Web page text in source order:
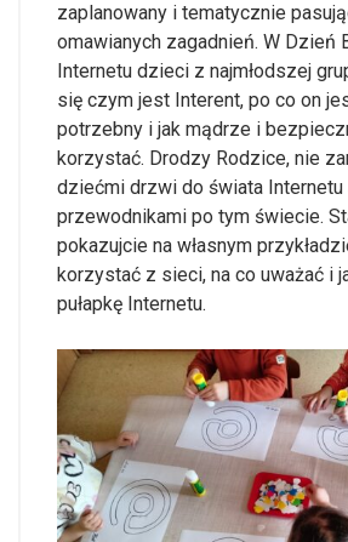
zaplanowany i tematycznie
omawianych zagadnień. W Dzień
Internetu dzieci z najmłodszej
się czym jest Interent, po co on
potrzebny i jak mądrze i
korzystać. Drodzy Rodzice, nie
dziećmi drzwi do świata
przewodnikami po tym świecie.
pokazujcie na własnym
korzystać z sieci, na co uważać i
pułapkę Internetu.